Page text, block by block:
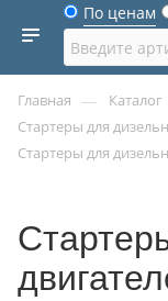
По ценам
Главная — Каталог
Стартеры для
Стартеры для